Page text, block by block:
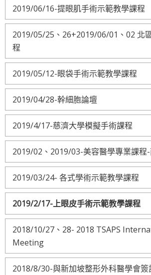
2019/06/16-提眼肌手術示範教學課程
2019/05/25、26+2019/06/01、02 北
程
2019/05/12-眼袋手術示範教學課程
2019/04/28-幹細胞論壇
2019/4/17-慈濟大學模擬手術課程
2019/02、2019/03-美容醫學專業課程
2019/03/24- 各式學術示範教學課程
2019/2/17-上眼皮手術示範教學課程
2018/10/27、28- 2018 TSAPS
Meeting
2018/8/30-與新加坡整形外科醫學會簽